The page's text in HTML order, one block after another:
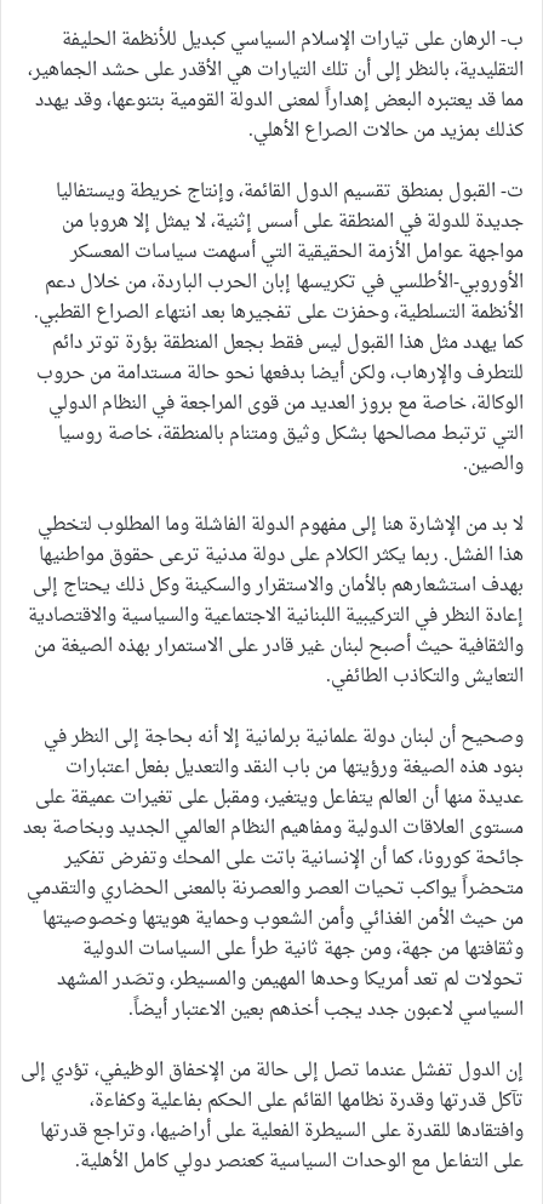
ب‌- الرهان على تيارات الإسلام السياسي كبديل للأنظمة الحليفة
التقليدية، بالنظر إلى أن تلك التيارات هي الأقدر على حشد الجماهير،
مما قد يعتبره البعض إهداراً لمعنى الدولة القومية بتنوعها، وقد يهدد
كذلك بمزيد من حالات الصراع الأهلي.
ت‌- القبول بمنطق تقسيم الدول القائمة، وإنتاج خريطة ويستفاليا
جديدة للدولة في المنطقة على أسس إثنية، لا يمثل إلا هروبا من
مواجهة عوامل الأزمة الحقيقية التي أسهمت سياسات المعسكر
الأوروبي-الأطلسي في تكريسها إبان الحرب الباردة، من خلال دعم
الأنظمة التسلطية، وحفزت على تفجيرها بعد انتهاء الصراع القطبي.
كما يهدد مثل هذا القبول ليس فقط بجعل المنطقة بؤرة توتر دائم
للتطرف والإرهاب، ولكن أيضا بدفعها نحو حالة مستدامة من حروب
الوكالة، خاصة مع بروز العديد من قوى المراجعة في النظام الدولي
التي ترتبط مصالحها بشكل وثيق ومتنام بالمنطقة، خاصة روسيا
والصين.
لا بد من الإشارة هنا إلى مفهوم الدولة الفاشلة وما المطلوب لتخطي
هذا الفشل. ربما يكثر الكلام على دولة مدنية ترعى حقوق مواطنيها
بهدف استشعارهم بالأمان والاستقرار والسكينة وكل ذلك يحتاج إلى
إعادة النظر في التركيبية اللبنانية الاجتماعية والسياسية والاقتصادية
والثقافية حيث أصبح لبنان غير قادر على الاستمرار بهذه الصيغة من
التعايش والتكاذب الطائفي.
وصحيح أن لبنان دولة علمانية برلمانية إلا أنه بحاجة إلى النظر في
بنود هذه الصيغة ورؤيتها من باب النقد والتعديل بفعل اعتبارات
عديدة منها أن العالم يتفاعل ويتغير، ومقبل على تغيرات عميقة على
مستوى العلاقات الدولية ومفاهيم النظام العالمي الجديد وبخاصة بعد
جائحة كورونا، كما أن الإنسانية باتت على المحك وتفرض تفكير
متحضراً يواكب تحيات العصر والعصرنة بالمعنى الحضاري والتقدمي
من حيث الأمن الغذائي وأمن الشعوب وحماية هويتها وخصوصيتها
وثقافتها من جهة، ومن جهة ثانية طرأ على السياسات الدولية
تحولات لم تعد أمريكا وحدها المهيمن والمسيطر، وتصَدر المشهد
السياسي لاعبون جدد يجب أخذهم بعين الاعتبار أيضاً.
إن الدول تفشل عندما تصل إلى حالة من الإخفاق الوظيفي، تؤدي إلى
تآكل قدرتها وقدرة نظامها القائم على الحكم بفاعلية وكفاءة،
وافتقادها للقدرة على السيطرة الفعلية على أراضيها، وتراجع قدرتها
على التفاعل مع الوحدات السياسية كعنصر دولي كامل الأهلية.